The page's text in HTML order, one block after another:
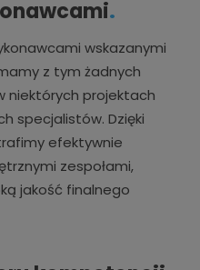
.
wskazanymi
z tym żadnych
niektórych projektach
specjalistów. Dzięki
efektywnie
zespołami,
jakość finalnego